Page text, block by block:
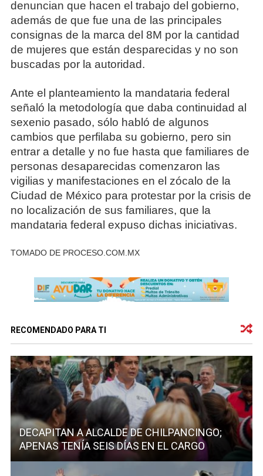
denuncian que hacen el trabajo del gobierno,
además de que fue una de las principales
consignas de la marca del 8M por la cantidad
de mujeres que están desparecidas y no son
buscadas por la autoridad.
Ante el planteamiento la mandataria federal
señaló la metodología que daba continuidad al
sexenio pasado, sólo habló de algunos
cambios que perfilaba su gobierno, pero sin
entrar a detalle y no fue hasta que familiares de
personas desaparecidas comenzaron las
vigilias y manifestaciones en el zócalo de la
Ciudad de México para protestar por la crisis de
no localización de sus familiares, que la
mandataria federal expuso dichas iniciativas.
TOMADO DE PROCESO.COM.MX
RECOMENDADO PARA TI
DECAPITAN A ALCALDE DE CHILPANCINGO;
APENAS TENÍA SEIS DÍAS EN EL CARGO